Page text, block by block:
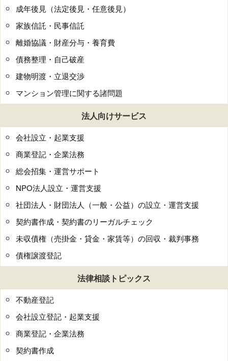
成年後見（法定後見・任意後見）
家族信託・民事信託
離婚協議・財産分与・養育費
債務整理・自己破産
建物明渡・立退交渉
マンション管理に関する諸問題
法人向けサービス
会社設立・起業支援
商業登記・企業法務
総会招集・運営サポート
NPO法人設立・運営支援
社団法人・財団法人（一般・公益）の設立・運営支援
契約書作成・契約書のリーガルチェック
未収債権（売掛金・貸金・家賃等）の回収・裁判事務
債権譲渡登記
法律相談トピックス
不動産登記
会社設立登記・起業支援
商業登記・企業法務
契約書作成